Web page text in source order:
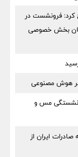
کرد: فرونشست در
بخش خصوصی
هوش مصنوعی
مس و
صادرات ایران از